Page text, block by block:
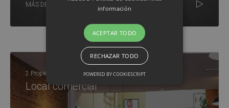
MÁS DETALLES
2 Propiedades
Local comercial
información
ACEPTAR TODO
RECHAZAR TODO
POWERED BY COOKIESCRIPT